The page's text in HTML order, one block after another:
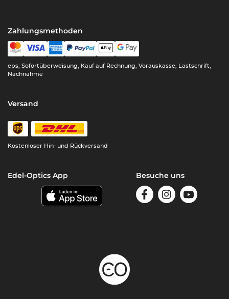
Zahlungsmethoden
eps, Sofortüberweisung, Kauf auf Rechnung, Vorauskasse, Lastschrift,
Nachnahme
Versand
Kostenloser Hin- und Rückversand
Edel-Optics App Besuche uns